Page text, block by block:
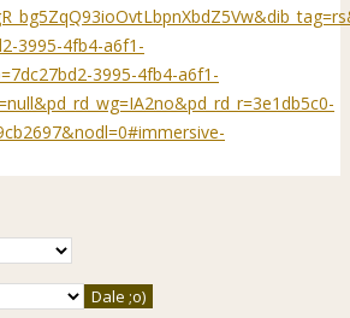
3995-4fb4-a6f1-
3995-4fb4-a6f1-